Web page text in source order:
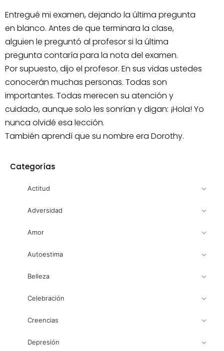
Entregué mi examen, dejando la última pregunta
en blanco. Antes de que terminara la clase,
alguien le preguntó al profesor si la última
pregunta contaría para la nota del examen.
Por supuesto, dijo el profesor. En sus vidas ustedes
conocerán muchas personas. Todas son
importantes. Todas merecen su atención y
cuidado, aunque solo les sonrían y digan: ¡Hola! Yo
nunca olvidé esa lección.
También aprendí que su nombre era Dorothy.
Categorías
Actitud
Adversidad
Amor
Autoestima
Belleza
Celebración
Creencias
Depresión